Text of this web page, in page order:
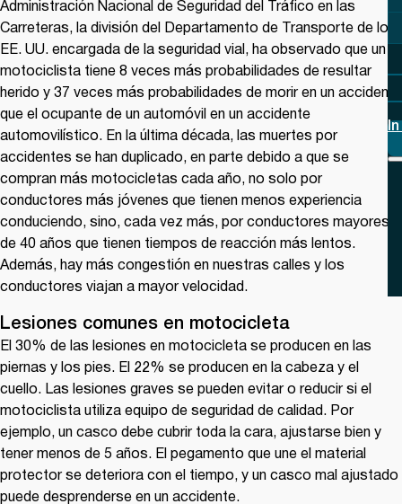
In
Administración Nacional de Seguridad del Tráfico en las
Carreteras, la división del Departamento de Transporte de los
EE. UU. encargada de la seguridad vial, ha observado que un
motociclista tiene 8 veces más probabilidades de resultar
herido y 37 veces más probabilidades de morir en un accidente
que el ocupante de un automóvil en un accidente
automovilístico. En la última década, las muertes por
accidentes se han duplicado, en parte debido a que se
compran más motocicletas cada año, no solo por
conductores más jóvenes que tienen menos experiencia
conduciendo, sino, cada vez más, por conductores mayores
de 40 años que tienen tiempos de reacción más lentos.
Además, hay más congestión en nuestras calles y los
conductores viajan a mayor velocidad.
Lesiones comunes en motocicleta
El 30% de las lesiones en motocicleta se producen en las
piernas y los pies. El 22% se producen en la cabeza y el
cuello. Las lesiones graves se pueden evitar o reducir si el
motociclista utiliza equipo de seguridad de calidad. Por
ejemplo, un casco debe cubrir toda la cara, ajustarse bien y
tener menos de 5 años. El pegamento que une el material
protector se deteriora con el tiempo, y un casco mal ajustado
puede desprenderse en un accidente.